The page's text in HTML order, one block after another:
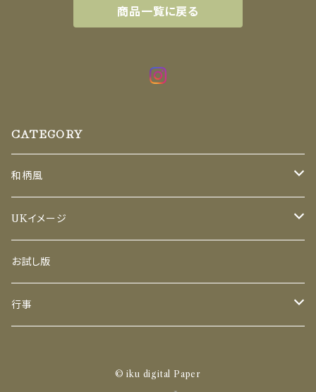
商品一覧に戻る
CATEGORY
和柄風
セット
A4(レターサイズ)のみ
PNGのみ
UKイメージ
セット
A4（レターサイズ）のみ
お試し版
行事
© iku digital Paper